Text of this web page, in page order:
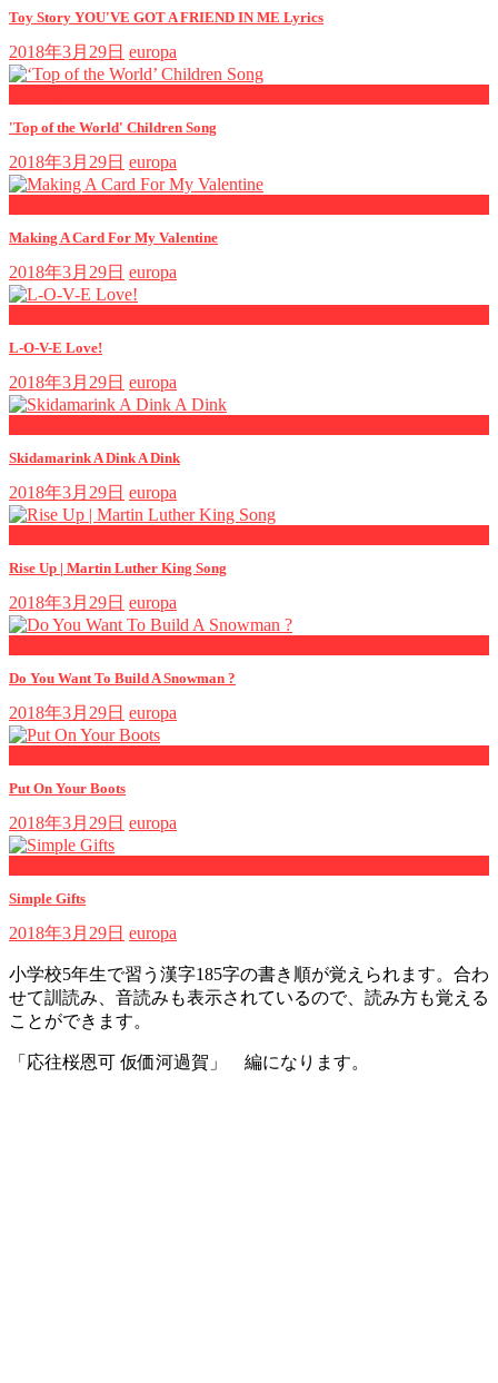
Toy Story YOU'VE GOT A FRIEND IN ME Lyrics
2018年3月29日 europa
'Top of the World' Children Song
2018年3月29日 europa
Making A Card For My Valentine
2018年3月29日 europa
L-O-V-E Love!
2018年3月29日 europa
Skidamarink A Dink A Dink
2018年3月29日 europa
Rise Up | Martin Luther King Song
2018年3月29日 europa
Do You Want To Build A Snowman ?
2018年3月29日 europa
Put On Your Boots
2018年3月29日 europa
Simple Gifts
2018年3月29日 europa
小学校5年生で習う漢字185字の書き順が覚えられます。合わ
せて訓読み、音読みも表示されているので、読み方も覚える
ことができます。
「応往桜恩可 仮価河過賀」 編になります。